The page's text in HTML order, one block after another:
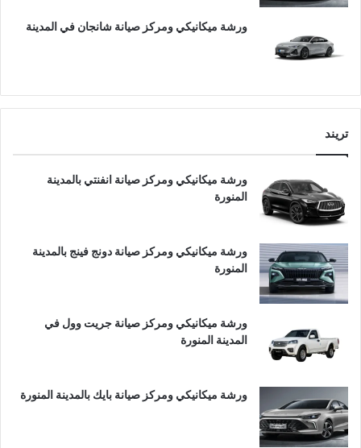
ورشة ميكانيكي ومركز صيانة شانجان في المدينة
تريند
ورشة ميكانيكي ومركز صيانة انفنتي بالمدينة
المنورة
ورشة ميكانيكي ومركز صيانة دونج فينج بالمدينة
المنورة
ورشة ميكانيكي ومركز صيانة جريت وول في
المدينة المنورة
ورشة ميكانيكي ومركز صيانة بايك بالمدينة المنورة